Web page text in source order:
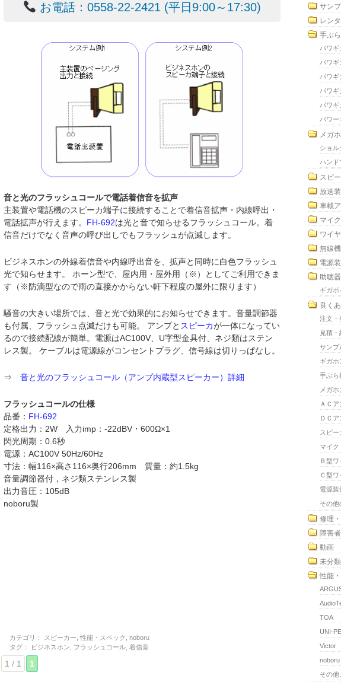
お電話：0558-22-2421 (平日9:00～17:30)
音と光のフラッシュコールで電話着信音を拡声
主装置や電話機のスピーカ端子に接続することで着信音拡声・内線呼出・
電話拡声が行えます。 FH-692は光と音で知らせるフラッシュコール。着
信音だけでなく音声の呼び出しでもフラッシュが点滅します。
ビジネスホンの外線着信音や内線呼出音を、拡声と同時に白色フラッシュ
光で知らせます。 ホーン型で、屋内用・屋外用（※）としてご利用できま
す（※防滴型なので雨の直接かからない軒下程度の屋外に限ります）
騒音の大きい場所では、音と光で効果的にお知らせできます。音量調節器
も付属、フラッシュ点滅だけも可能。 アンプと スピーカが一体になってい
るので接続配線が簡単。電源はAC100V、U字型金具付、ネジ類はステン
レス製。 ケーブルは電源線がコンセントプラグ、信号線は切りっぱなし。
⇒音と光のフラッシュコール（アンプ内蔵型スピーカー）詳細
フラッシュコールの仕様
品番： FH-692
定格出力：2W 入力imp：-22dBV・600Ω×1
閃光周期：0.6秒
電源：AC100V 50Hz/60Hz
寸法：幅116×高さ116×奥行206mm 質量：約1.5kg
音量調節器付，ネジ類ステンレス製
出力音圧：105dB
noboru製
カテゴリ： スピーカー ,性能・スペック ,noboru
タグ：
ビジネスホン フラッシュコール ,着信音
1 / 1 1
サン
レン
手ぶ
パワギ
パワギ
パワギ
パワギ
パワギ
パワー
メガ
ショル
ハンド
スピ
放送
車載
マイ
ワイ
無線機
電源
助聴
ギガボ
良く
注文・
見積
サンプ
ギガホ
手ぶら
メガ
ＡＣ
ＤＣ
スピ
マイク
Ｂ型
Ｃ型
電源装
その他
修理
障害
動画
未分類
性能
TOA
UNI-
Victor
noboru
その他